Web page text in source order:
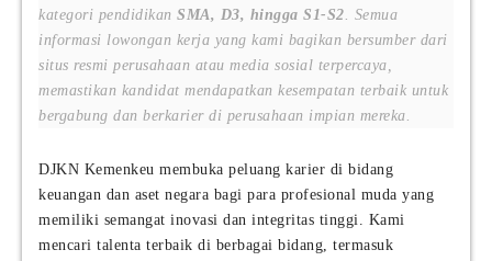
kategori pendidikan SMA, D3, hingga S1-S2. Semua
informasi lowongan kerja yang kami bagikan bersumber dari
situs resmi perusahaan atau media sosial terpercaya,
memastikan kandidat mendapatkan kesempatan terbaik untuk
bergabung dan berkarier di perusahaan impian mereka.
DJKN Kemenkeu membuka peluang karier di bidang
keuangan dan aset negara bagi para profesional muda yang
memiliki semangat inovasi dan integritas tinggi. Kami
mencari talenta terbaik di berbagai bidang, termasuk